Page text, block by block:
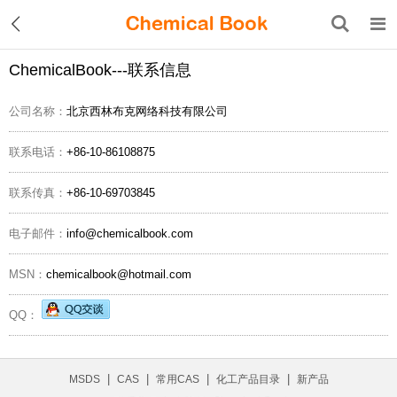
ChemicalBook---联系信息
公司名称： 北京西林布克网络科技有限公司
联系电话： +86-10-86108875
联系传真： +86-10-69703845
电子邮件： info@chemicalbook.com
MSN： chemicalbook@hotmail.com
QQ：
MSDS CAS 常用CAS 化工产品目录
新产品